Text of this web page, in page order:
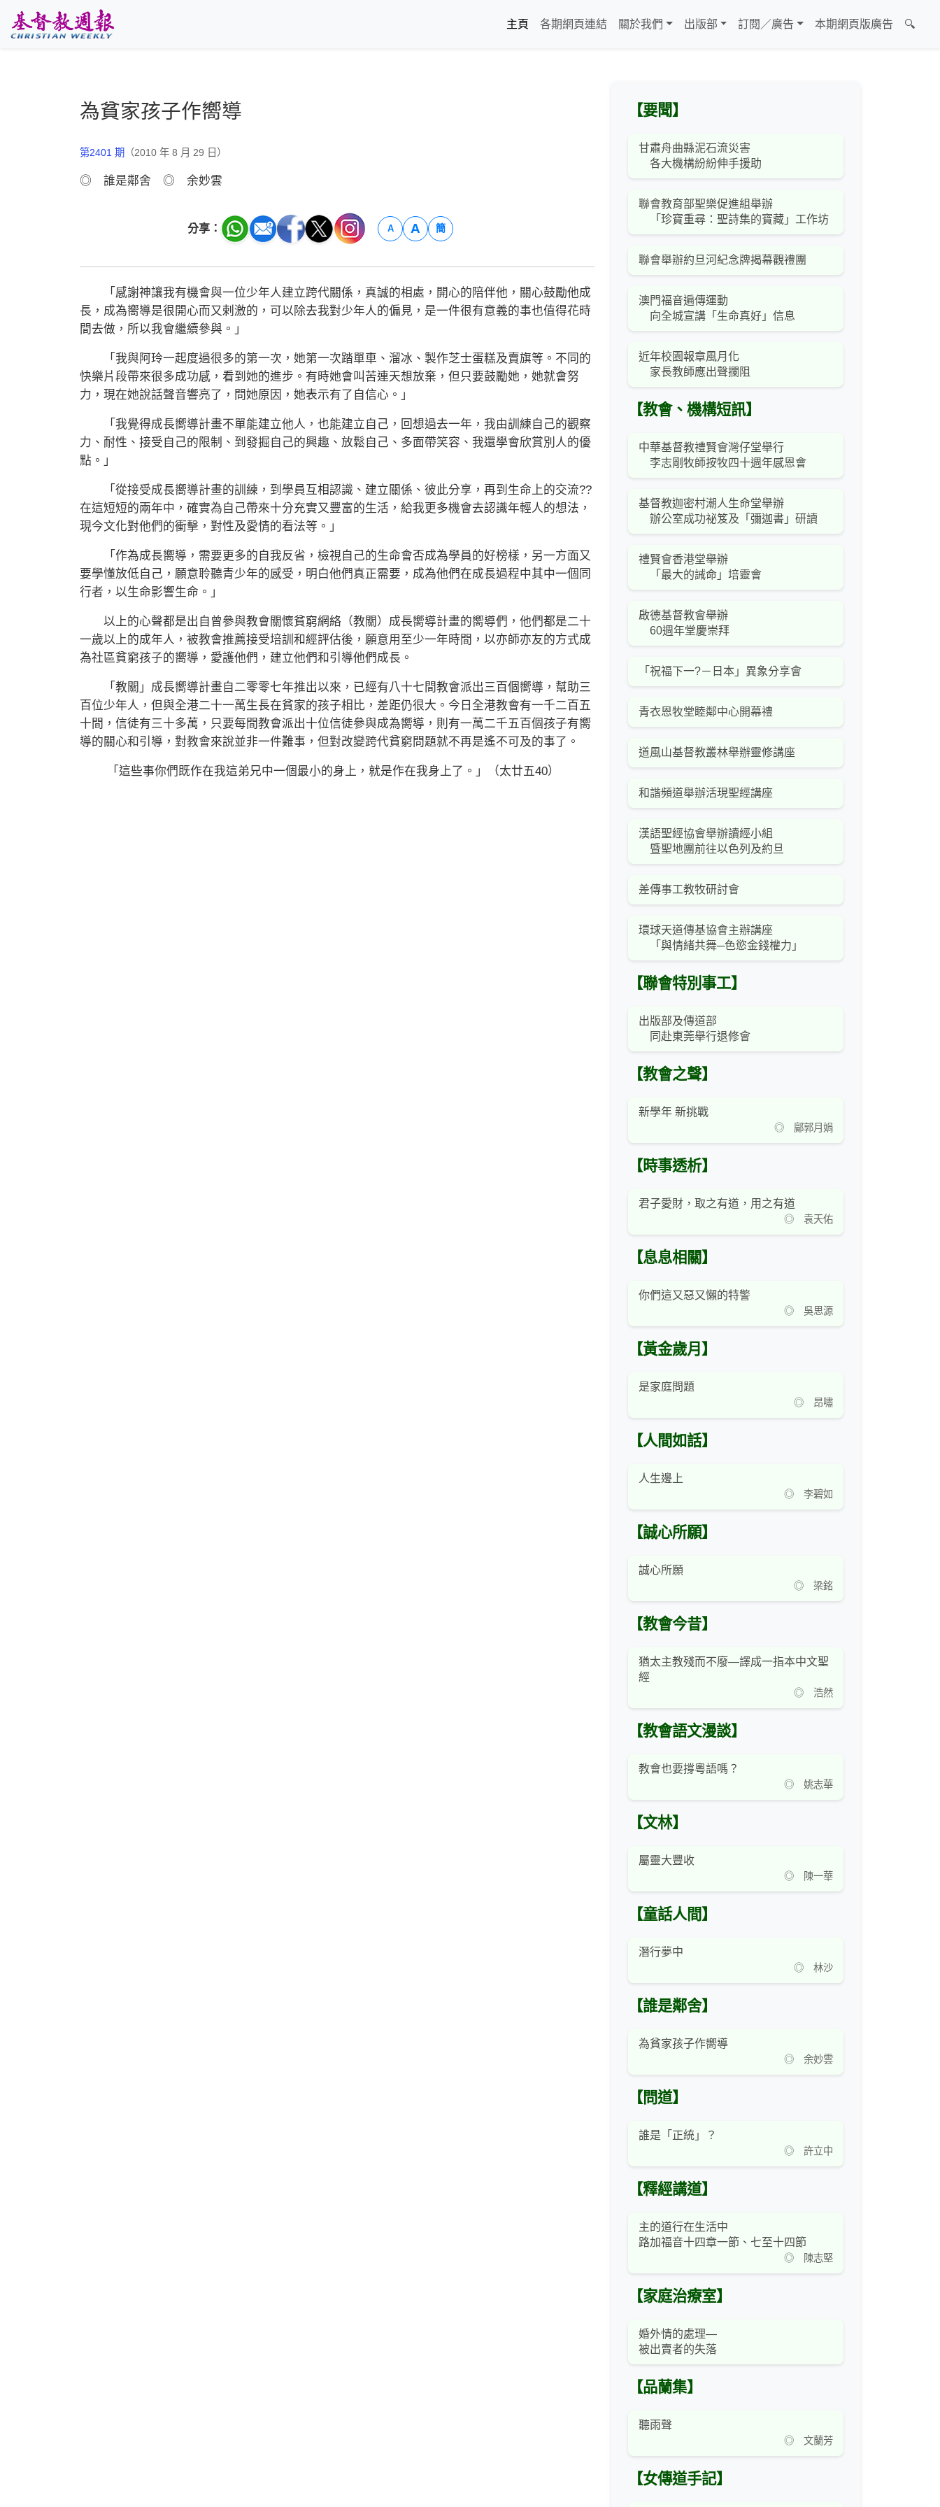
主頁
各期網頁連結 關於我們 出版部 訂閱／廣告 本期網頁版廣告 🔍
為貧家孩子作嚮導
第2401 期 （2010 年 8 月 29 日）
◎ 誰是鄰舍 ◎ 余妙雲
分享： A A 簡
「感謝神讓我有機會與一位少年人建立跨代關係，真誠的相處，開心的陪伴他，關心鼓勵他成
長，成為嚮導是很開心而又剌激的，可以除去我對少年人的偏見，是一件很有意義的事也值得花時
間去做，所以我會繼續參與。」
「我與阿玲一起度過很多的第一次，她第一次踏單車、溜冰、製作芝士蛋糕及賣旗等。不同的
快樂片段帶來很多成功感，看到她的進步。有時她會叫苦連天想放棄，但只要鼓勵她，她就會努
力，現在她說話聲音響亮了，問她原因，她表示有了自信心。」
「我覺得成長嚮導計畫不單能建立他人，也能建立自己，回想過去一年，我由訓練自己的觀察
力、耐性、接受自己的限制、到發掘自己的興趣、放鬆自己、多面帶笑容、我還學會欣賞別人的優
點。」
「從接受成長嚮導計畫的訓練，到學員互相認識、建立關係、彼此分享，再到生命上的交流??
在這短短的兩年中，確實為自己帶來十分充實又豐富的生活，給我更多機會去認識年輕人的想法，
現今文化對他們的衝擊，對性及愛情的看法等。」
「作為成長嚮導，需要更多的自我反省，檢視自己的生命會否成為學員的好榜樣，另一方面又
要學懂放低自己，願意聆聽青少年的感受，明白他們真正需要，成為他們在成長過程中其中一個同
行者，以生命影響生命。」
以上的心聲都是出自曾參與教會關懷貧窮網絡（教關）成長嚮導計畫的嚮導們，他們都是二十
一歲以上的成年人，被教會推薦接受培訓和經評估後，願意用至少一年時間，以亦師亦友的方式成
為社區貧窮孩子的嚮導，愛護他們，建立他們和引導他們成長。
「教關」成長嚮導計畫自二零零七年推出以來，已經有八十七間教會派出三百個嚮導，幫助三
百位少年人，但與全港二十一萬生長在貧家的孩子相比，差距仍很大。今日全港教會有一千二百五
十間，信徒有三十多萬，只要每間教會派出十位信徒參與成為嚮導，則有一萬二千五百個孩子有嚮
導的關心和引導，對教會來說並非一件難事，但對改變跨代貧窮問題就不再是遙不可及的事了。
「這些事你們既作在我這弟兄中一個最小的身上，就是作在我身上了。」（太廿五40）
【要聞】
甘肅舟曲縣泥石流災害
各大機構紛紛伸手援助
聯會教育部聖樂促進組舉辦
「珍寶重尋：聖詩集的寶藏」工作坊
聯會舉辦約旦河紀念牌揭幕觀禮團
澳門福音遍傳運動
向全城宣講「生命真好」信息
近年校園報章風月化
家長教師應出聲攔阻
【教會、機構短訊】
中華基督教禮賢會灣仔堂舉行
李志剛牧師按牧四十週年感恩會
基督教迦密村潮人生命堂舉辦
辦公室成功祕笈及「彌迦書」研讀
禮賢會香港堂舉辦
「最大的誡命」培靈會
啟德基督教會舉辦
60週年堂慶崇拜
「祝福下一?－日本」異象分享會
青衣恩牧堂睦鄰中心開幕禮
道風山基督教叢林舉辦靈修講座
和諧頻道舉辦活現聖經講座
漢語聖經協會舉辦讀經小組
暨聖地團前往以色列及約旦
差傳事工教牧研討會
環球天道傳基協會主辦講座
「與情緒共舞─色慾金錢權力」
【聯會特別事工】
出版部及傳道部
同赴東莞舉行退修會
【教會之聲】
新學年 新挑戰
◎ 鄺郭月娟
【時事透析】
君子愛財，取之有道，用之有道
◎ 袁天佑
【息息相關】
你們這又惡又懶的特警
◎ 吳思源
【黃金歲月】
是家庭問題
◎ 昂嘯
【人間如話】
人生邊上
◎ 李碧如
【誠心所願】
誠心所願
◎ 梁銘
【教會今昔】
猶太主教殘而不廢—譯成一指本中文聖
經
◎ 浩然
【教會語文漫談】
教會也要撐粵語嗎？
◎ 姚志華
【文林】
屬靈大豐收
◎ 陳一華
【童話人間】
潛行夢中
◎ 林沙
【誰是鄰舍】
為貧家孩子作嚮導
◎ 余妙雲
【問道】
誰是「正統」？
◎ 許立中
【釋經講道】
主的道行在生活中
路加福音十四章一節、七至十四節
◎ 陳志堅
【家庭治療室】
婚外情的處理—
被出賣者的失落
【品蘭集】
聽雨聲
◎ 文蘭芳
【女傳道手記】